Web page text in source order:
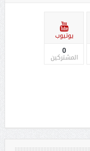
يوتيوب
0
المشتركين